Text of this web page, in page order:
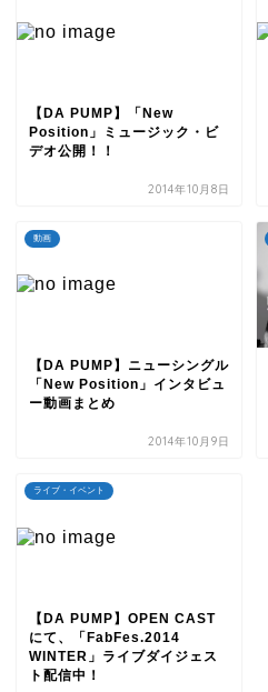
【DA PUMP】「New
Position」ミュージック・ビ
デオ公開！！
2014年10月8日
動画
【DA PUMP】ニューシングル
「New Position」インタビュ
ー動画まとめ
2014年10月9日
ライブ・イベント
【DA PUMP】OPEN CAST
にて、「FabFes.2014
WINTER」ライブダイジェス
ト配信中！